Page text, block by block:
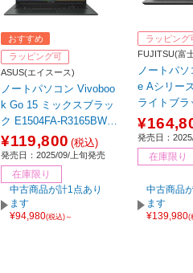
おすすめ
ラッピング可
ASUS(エイスース)
ノートパソコン Vivoboo
k Go 15 ミックスブラッ
ク E1504FA-R3165BWS
［15.6型 /Windows11 Ho
me /AMD Ryzen 3 /メモ
リ：16GB /SSD：512GB
/Office Home and Busine
ss /日本語版キーボード /
2025年9月モデル］
¥119,800 (税込)
発売日：2025/09/上旬発売
在庫限り
中古商品が計1点あり
ます
¥94,980(税込)～
ラッピング
FUJITSU(富
ノートパ
e Aシリー
ライトブ
K3BB
発売日：
在庫限り
中古商品
ます
¥139,980(